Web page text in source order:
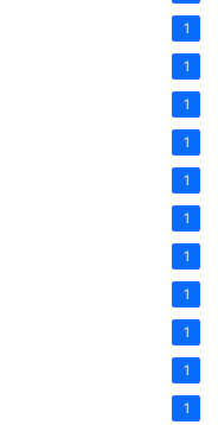
1
1
1
1
1
1
1
1
1
1
1